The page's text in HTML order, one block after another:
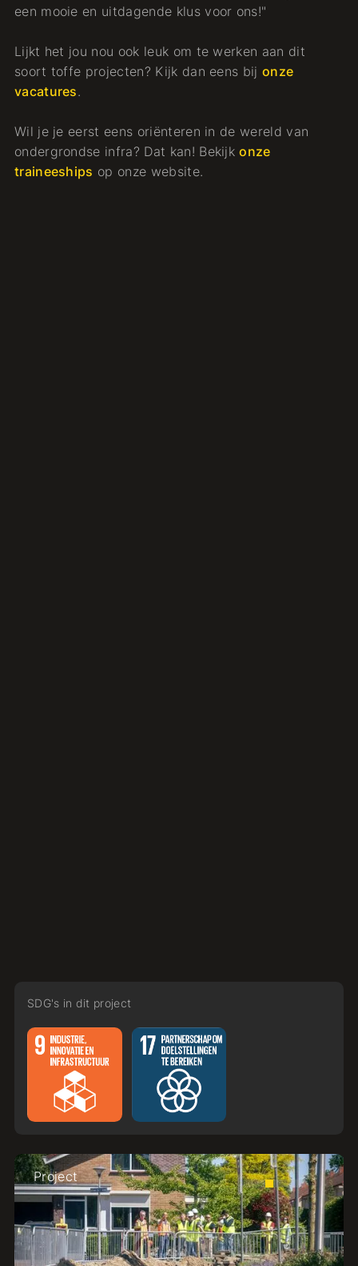
een mooie en uitdagende klus voor ons!"
Lijkt het jou nou ook leuk om te werken aan dit
soort toffe projecten? Kijk dan eens bijonze
vacatures.
Wil je je eerst eens oriënteren in de wereld van
ondergrondse infra? Dat kan! Bekijkonze
traineeships op onze website.
SDG's in dit project
Project